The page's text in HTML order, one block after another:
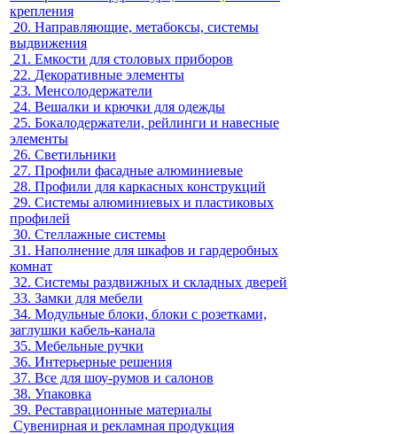
крепления
20. Направляющие, метабоксы, системы
выдвижения
21. Емкости для столовых приборов
22. Декоративные элементы
23. Менсолодержатели
24. Вешалки и крючки для одежды
25. Бокалодержатели, рейлинги и навесные
элементы
26. Светильники
27. Профили фасадные алюминиевые
28. Профили для каркасных конструкций
29. Системы алюминиевых и пластиковых
профилей
30. Стеллажные системы
31. Наполнение для шкафов и гардеробных
комнат
32. Системы раздвижных и складных дверей
33. Замки для мебели
34. Модульные блоки, блоки с розетками,
заглушки кабель-канала
35. Мебельные ручки
36. Интерьерные решения
37. Все для шоу-румов и салонов
38. Упаковка
39. Реставрационные материалы
Сувенирная и рекламная продукция